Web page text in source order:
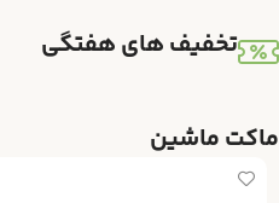
تخفیف های هفتگی
ماکت ماشین